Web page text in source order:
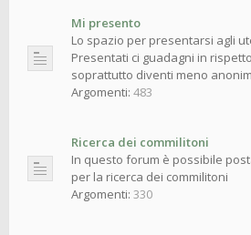
Mi presento
Lo spazio per presentarsi agli
Presentati ci guadagni in
soprattutto diventi meno
Argomenti: 483
Ricerca dei commilitoni
In questo forum è possibile
per la ricerca dei commilitoni
Argomenti: 330